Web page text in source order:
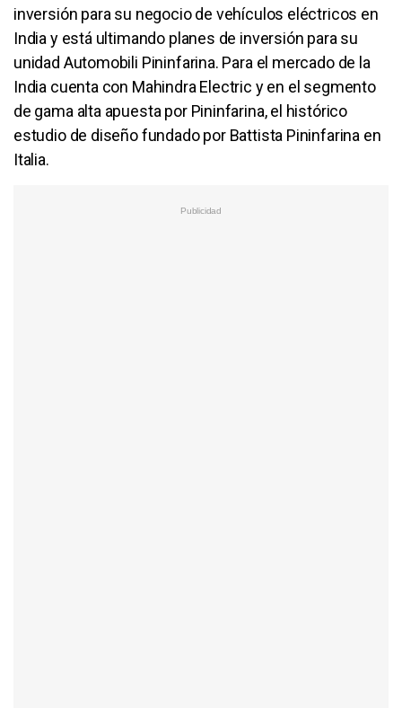
inversión para su negocio de vehículos eléctricos en
India y está ultimando planes de inversión para su
unidad Automobili Pininfarina. Para el mercado de la
India cuenta con Mahindra Electric y en el segmento
de gama alta apuesta por Pininfarina, el histórico
estudio de diseño fundado por Battista Pininfarina en
Italia.